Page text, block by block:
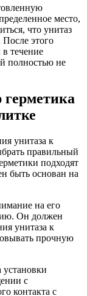
место,
что унитаз
После этого
течение
полностью не
унитаза к
правильный
подходят
быть основан на
на его
Он должен
унитаза к
прочную
с
контакта с